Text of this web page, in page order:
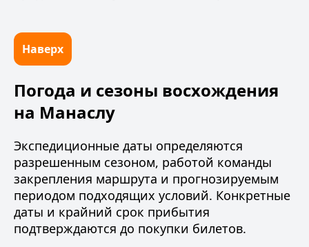
Наверх
Погода и сезоны восхождения
на Манаслу
Экспедиционные даты определяются
разрешенным сезоном, работой команды
закрепления маршрута и прогнозируемым
периодом подходящих условий. Конкретные
даты и крайний срок прибытия
подтверждаются до покупки билетов.